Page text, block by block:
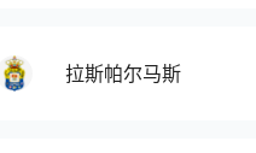
拉斯帕尔马斯